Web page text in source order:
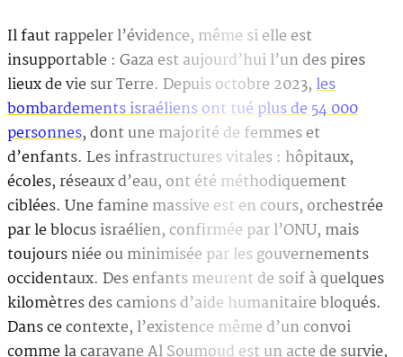
Il faut rappeler l’évidence, même si elle est
insupportable : Gaza est aujourd’hui l’un des pires
lieux de vie sur Terre. Depuis octobre 2023,les
bombardements israéliens ont tué plus de 54 000
personnes, dont une majorité de femmes et
d’enfants. Les infrastructures vitales : hôpitaux,
écoles, réseaux d’eau, ont été méthodiquement
ciblées. Une famine massive est en cours, orchestrée
par le blocus israélien, confirmée par l’ONU, mais
toujours niée ou minimisée par les gouvernements
occidentaux. Des enfants meurent de soif à quelques
kilomètres des camions d’aide humanitaire bloqués.
Dans ce contexte, l’existence même d’un convoi
comme la caravane Al Soumoud est un acte de survie,